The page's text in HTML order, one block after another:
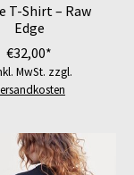
T-Shirt – Raw
Edge
€32,00*
MwSt. zzgl.